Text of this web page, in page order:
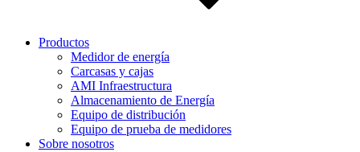
Productos
Medidor de energía
Carcasas y cajas
AMI Infraestructura
Almacenamiento de Energía
Equipo de distribución
Equipo de prueba de medidores
Sobre nosotros